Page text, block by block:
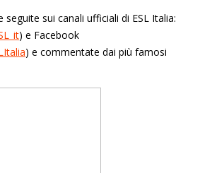
sui canali ufficiali di ESL Italia:
) e Facebook
) e commentate dai più famosi